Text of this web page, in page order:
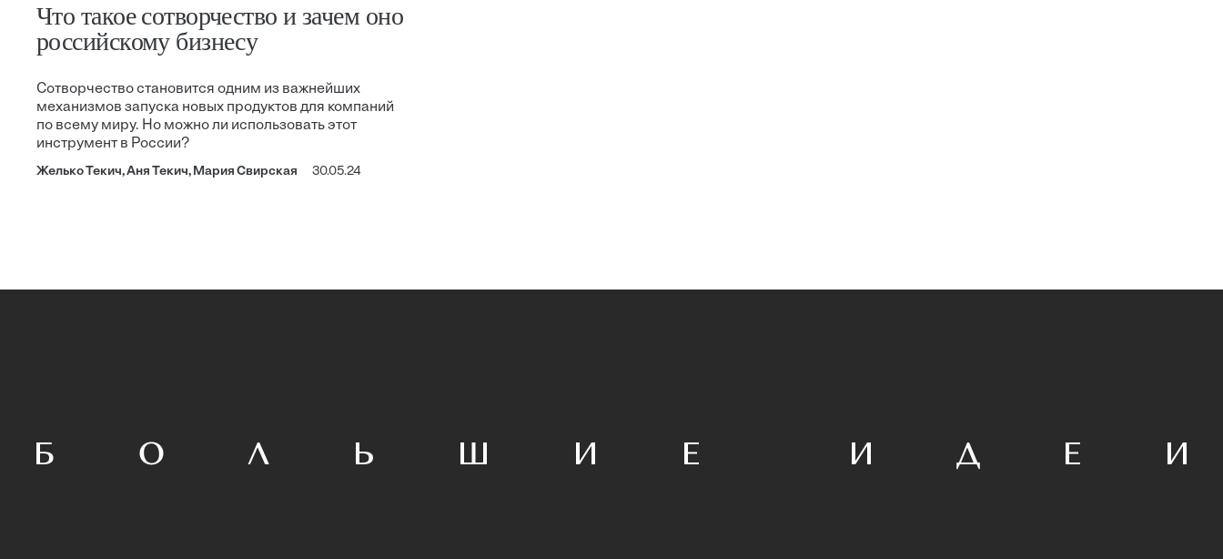
Что такое сотворчество и зачем оно
российскому бизнесу
Сотворчество становится одним из важнейших
механизмов запуска новых продуктов для компаний
по всему миру. Но можно ли использовать этот
инструмент в России?
Желько Текич, Аня Текич, Мария Свирская 30.05.24